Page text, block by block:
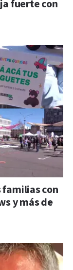
fuerte con
familias con
y más de